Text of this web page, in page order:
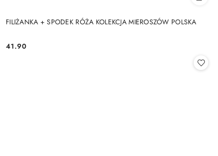
FILIŻANKA + SPODEK RÓŻA KOLEKCJA MIEROSZÓW POLSKA
Cena:
41.90